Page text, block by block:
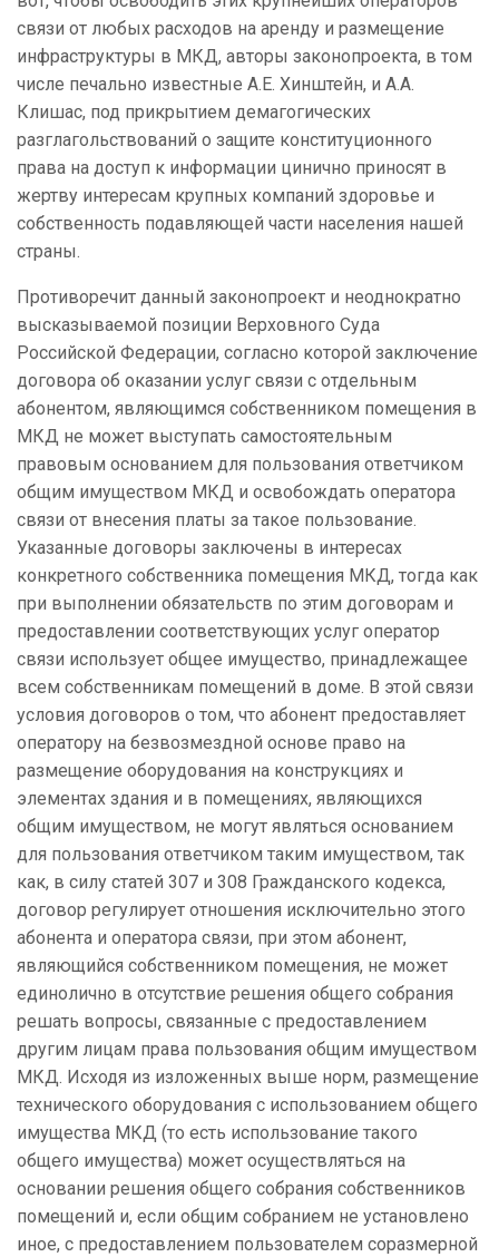
связи от любых расходов на аренду и размещение
инфраструктуры в МКД, авторы законопроекта, в том
числе печально известные А.Е. Хинштейн, и А.А.
Клишас, под прикрытием демагогических
разглагольствований о защите конституционного
права на доступ к информации цинично приносят в
жертву интересам крупных компаний здоровье и
собственность подавляющей части населения нашей
страны.
Противоречит данный законопроект и неоднократно
высказываемой позиции Верховного Суда
Российской Федерации, согласно которой заключение
договора об оказании услуг связи с отдельным
абонентом, являющимся собственником помещения в
МКД не может выступать самостоятельным
правовым основанием для пользования ответчиком
общим имуществом МКД и освобождать оператора
связи от внесения платы за такое пользование.
Указанные договоры заключены в интересах
конкретного собственника помещения МКД, тогда как
при выполнении обязательств по этим договорам и
предоставлении соответствующих услуг оператор
связи использует общее имущество, принадлежащее
всем собственникам помещений в доме. В этой связи
условия договоров о том, что абонент предоставляет
оператору на безвозмездной основе право на
размещение оборудования на конструкциях и
элементах здания и в помещениях, являющихся
общим имуществом, не могут являться основанием
для пользования ответчиком таким имуществом, так
как, в силу статей 307 и 308 Гражданского кодекса,
договор регулирует отношения исключительно этого
абонента и оператора связи, при этом абонент,
являющийся собственником помещения, не может
единолично в отсутствие решения общего собрания
решать вопросы, связанные с предоставлением
другим лицам права пользования общим имуществом
МКД. Исходя из изложенных выше норм, размещение
технического оборудования с использованием общего
имущества МКД (то есть использование такого
общего имущества) может осуществляться на
основании решения общего собрания собственников
помещений и, если общим собранием не установлено
иное, с предоставлением пользователем соразмерной